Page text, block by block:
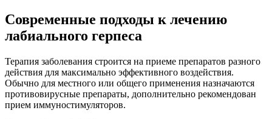
Современные подходы к лечению
лабиального герпеса
Терапия заболевания строится на приеме препаратов разного
действия для максимально эффективного воздействия.
Обычно для местного или общего применения назначаются
противовирусные препараты, дополнительно рекомендован
прием иммуностимуляторов.